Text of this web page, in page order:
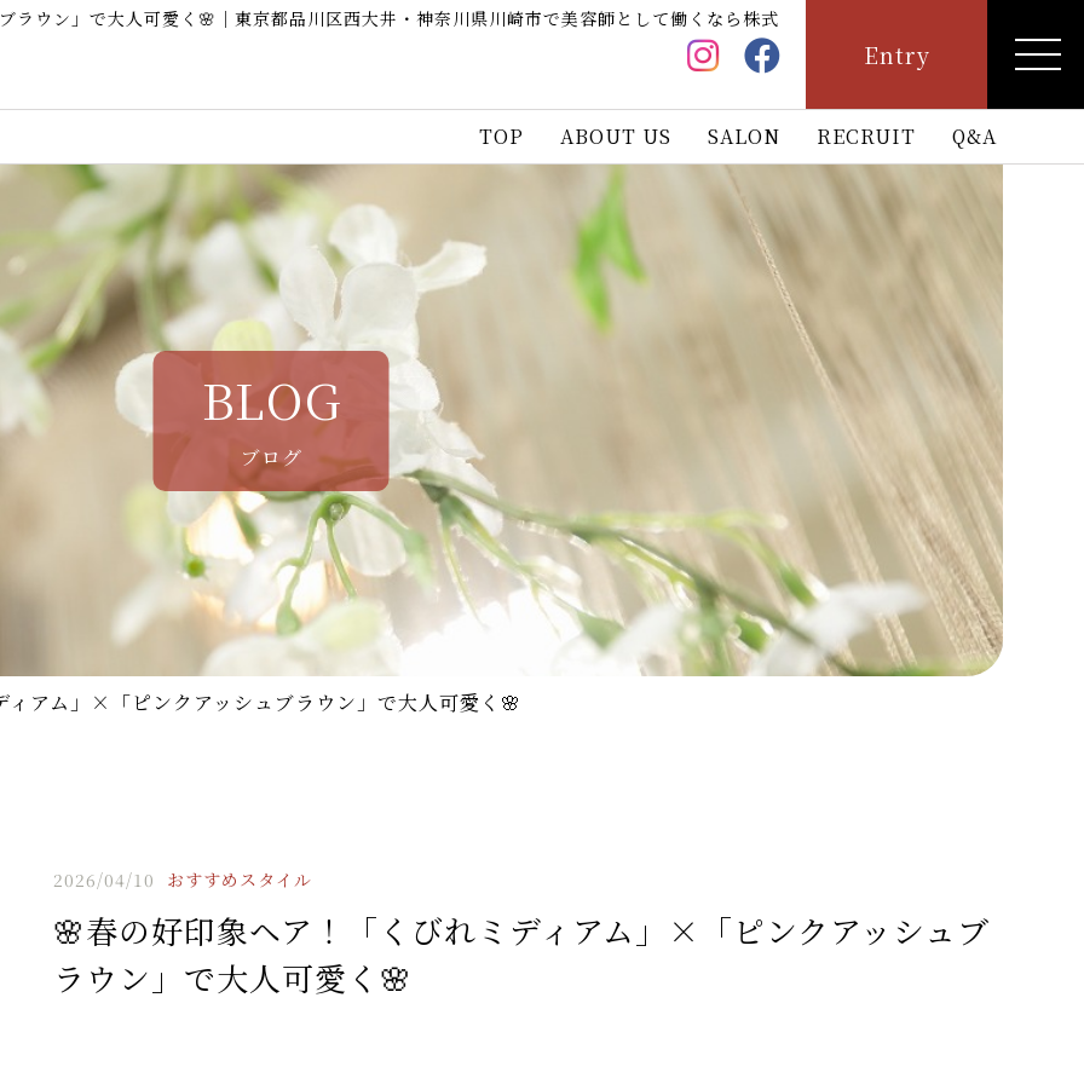
ウン」で大人可愛く🌸｜東京都品川区西大井・神奈川県川崎市で美容師として働くなら株式
Entry
TOP ABOUT US SALON RECRUIT Q&A
BLOG
ブログ
アム」×「ピンクアッシュブラウン」で大人可愛く🌸
2026/04/10 おすすめスタイル
🌸春の好印象ヘア！「くびれミディアム」×「ピンクアッシュブ
ラウン」で大人可愛く🌸